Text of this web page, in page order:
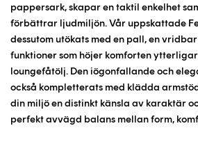
pappersark, skapar en taktil enkelhet
förbättrar ljudmiljön. Vår uppskattade
dessutom utökats med en pall, en
funktioner som höjer komforten
loungefåtölj. Den iögonfallande och
också kompletterats med klädda
din miljö en distinkt känsla av karaktär
perfekt avvägd balans mellan form,